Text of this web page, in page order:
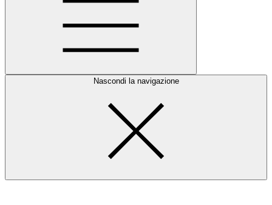
Nascondi la navigazione